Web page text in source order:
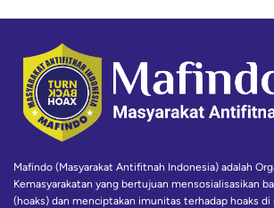
Mafindo (Masyarakat Antifitnah Indonesia) adalah
Kemasyarakatan yang bertujuan mensosialisasikan
(hoaks) dan menciptakan imunitas terhadap hoaks di